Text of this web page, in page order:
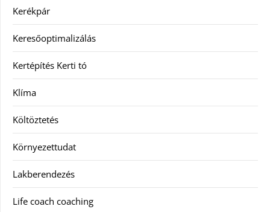
Kerékpár
Keresőoptimalizálás
Kertépítés Kerti tó
Klíma
Költöztetés
Környezettudat
Lakberendezés
Life coach coaching